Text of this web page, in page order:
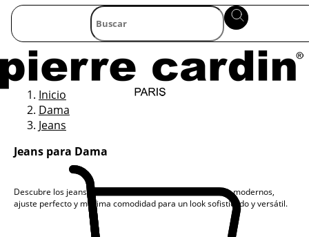
Inicio
Dama
Jeans
Jeans para Dama
Descubre los jeans para dama de Pierre Cardin. Diseños modernos,
ajuste perfecto y máxima comodidad para un look sofisticado y versátil.